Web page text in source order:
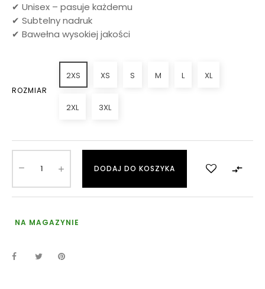
✔ Unisex – pasuje każdemu
✔ Subtelny nadruk
✔ Bawełna wysokiej jakości
ROZMIAR
2XS XS S M L XL
2XL 3XL
DODAJ DO KOSZYKA 
NA MAGAZYNIE